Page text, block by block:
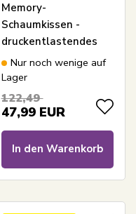
Memory-
Schaumkissen -
druckentlastendes
Nackenkissen mit
Memory-Schaum -
Zen Sleep Hilda
Nur noch wenige auf
Lager
122,49
47,99 EUR
In den Warenkorb